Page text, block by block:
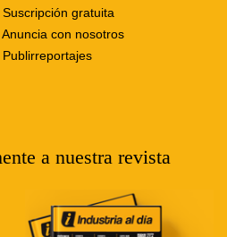
Suscripción gratuita
Anuncia con nosotros
Publirreportajes
a nuestra revista